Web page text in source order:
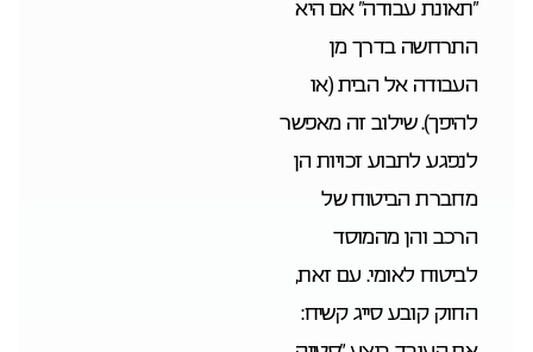
“תאונת עבודה” אם היא
התרחשה בדרך מן
העבודה אל הבית (או
להיפך). שילוב זה מאפשר
לנפגע לתבוע זכויות הן
מחברת הביטוח של
הרכב והן מהמוסד
לביטוח לאומי. עם זאת,
החוק קובע סייג קשיח: